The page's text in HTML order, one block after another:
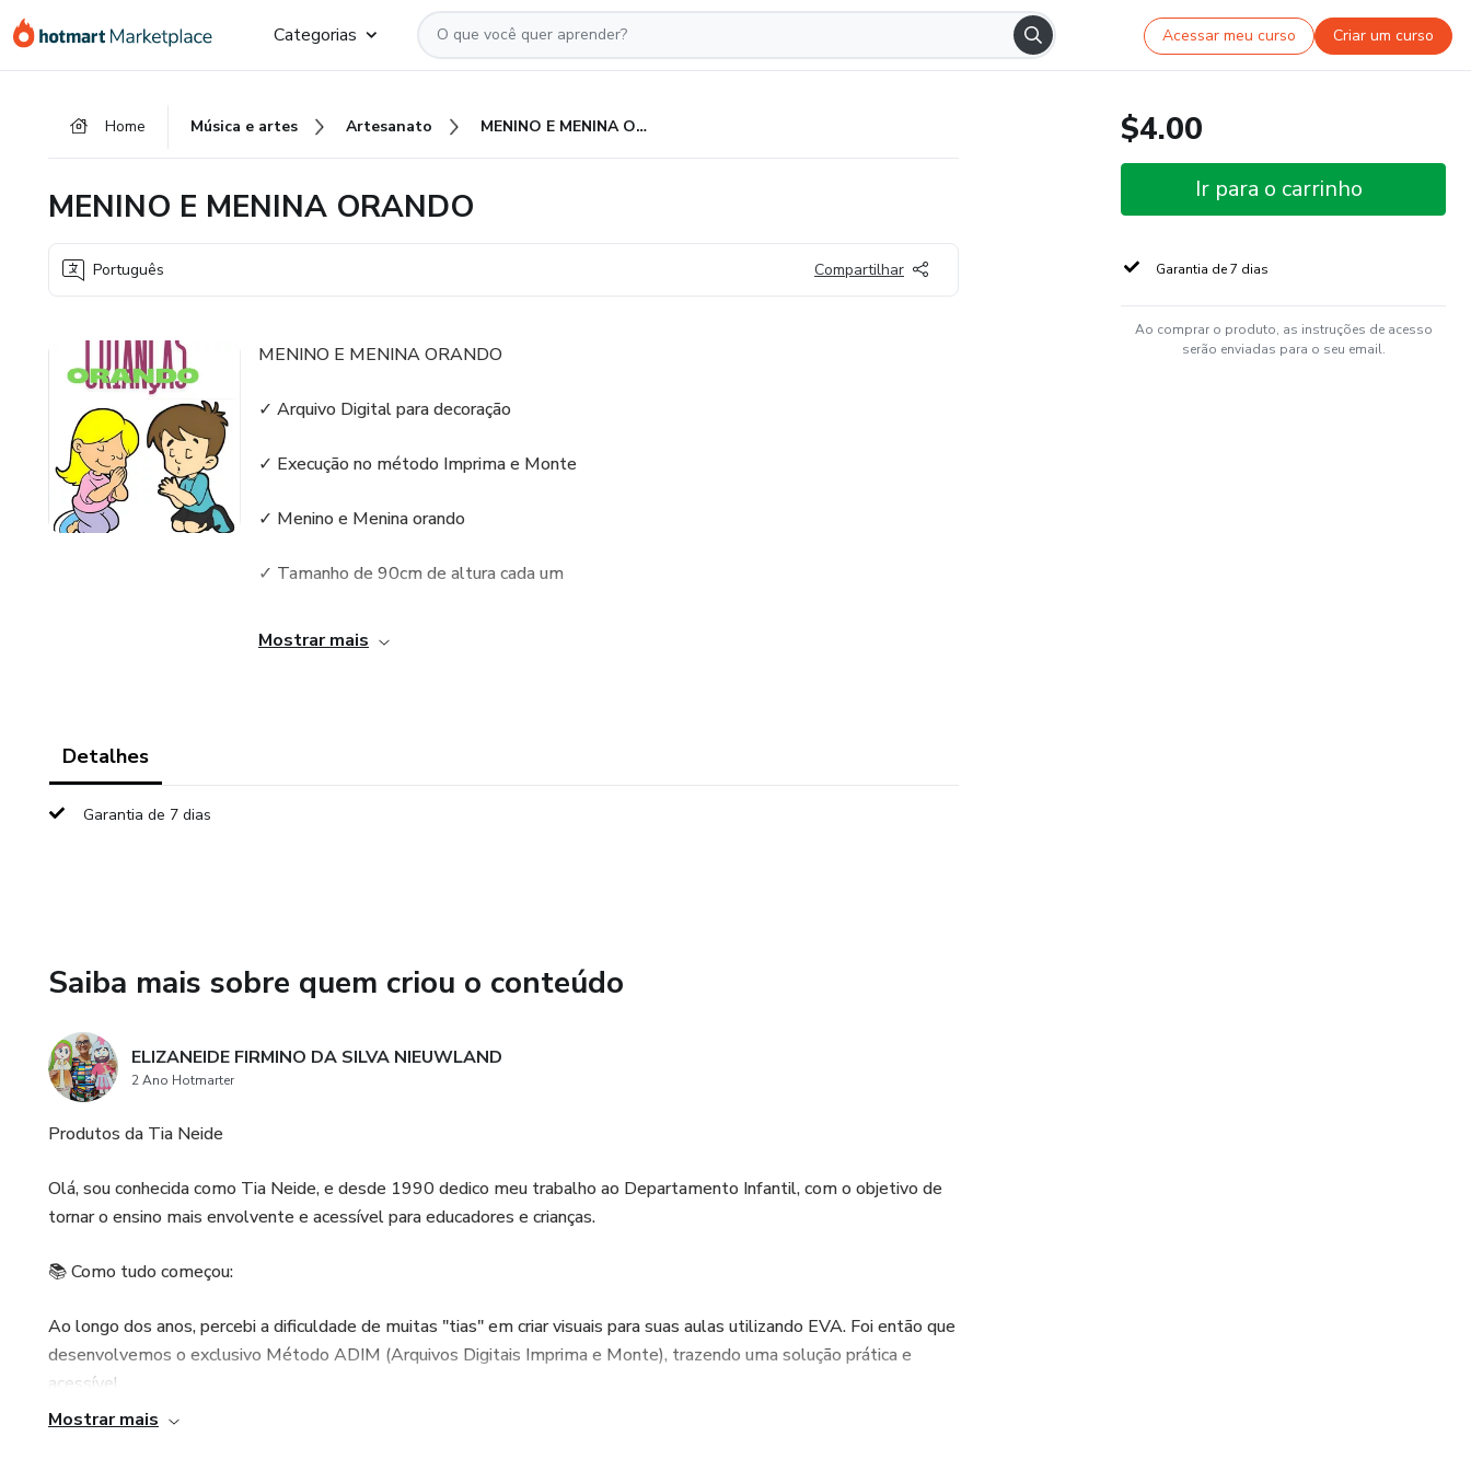
para
para
para
Categorias Acessar meu curso Criar um curso
Home Música e artes Artesanato MENINO E MENINA ORANDO
MENINO E MENINA ORANDO
Português Compartilhar
MENINO E MENINA ORANDO
✓ Arquivo Digital para decoração
✓ Execução no método Imprima e Monte
✓ Menino e Menina orando
✓ Tamanho de 90cm de altura cada um
✓ Envio automático no email usado ao efetuar a compra
Mostrar mais
Detalhes
Garantia de 7 dias
Saiba mais sobre quem criou o conteúdo
ELIZANEIDE FIRMINO DA SILVA NIEUWLAND
2 Ano Hotmarter
Produtos da Tia Neide
Olá, sou conhecida como Tia Neide, e desde 1990 dedico meu trabalho ao Departamento Infantil, com o objetivo de
tornar o ensino mais envolvente e acessível para educadores e crianças.
📚 Como tudo começou:
Ao longo dos anos, percebi a dificuldade de muitas "tias" em criar visuais para suas aulas utilizando EVA. Foi então que
desenvolvemos o exclusivo Método ADIM (Arquivos Digitais Imprima e Monte), trazendo uma solução prática e
acessível.
Mostrar mais
$4.00
Ir para o carrinho
Garantia de 7 dias
Ao comprar o produto, as instruções de acesso
serão enviadas para o seu email.